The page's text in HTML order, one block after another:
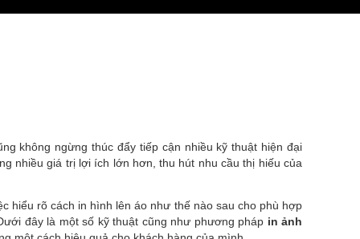
không ngừng thúc đẩy tiếp cận nhiều kỹ thuật hiện đại
nhiều giá trị lợi ích lớn hơn, thu hút nhu cầu thị hiếu của
hiểu rõ cách in hình lên áo như thế nào sau cho phù hợp
đây là một số kỹ thuật cũng như phương pháp in ảnh